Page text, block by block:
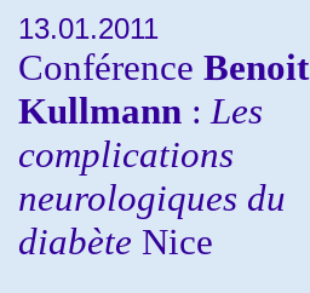
13.01.2011
Conférence Benoit
Kullmann : Les
complications
neurologiques du
diabète Nice